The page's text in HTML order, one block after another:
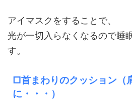
アイマスクをすることで、
光が一切入らなくなるので睡
す。
□首まわりのクッション（
に・・・）